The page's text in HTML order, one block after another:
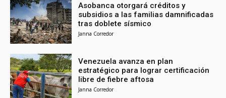
Asobanca otorgará créditos y
subsidios a las familias damnificadas
tras doblete sísmico
Janna Corredor
Venezuela avanza en plan
estratégico para lograr certificación
libre de fiebre aftosa
Janna Corredor